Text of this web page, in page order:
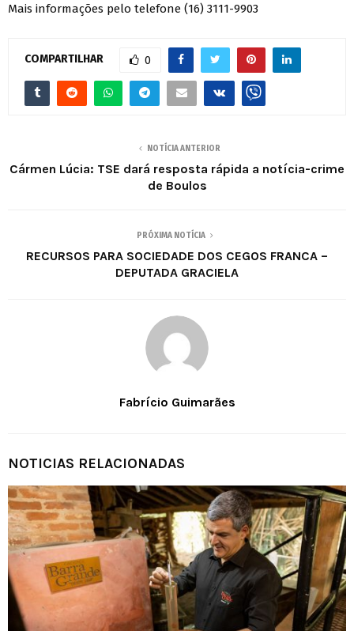
Mais informações pelo telefone (16) 3111-9903
COMPARTILHAR 0
NOTÍCIA ANTERIOR
Cármen Lúcia: TSE dará resposta rápida a notícia-crime
de Boulos
PRÓXIMA NOTÍCIA
RECURSOS PARA SOCIEDADE DOS CEGOS FRANCA –
DEPUTADA GRACIELA
Fabrício Guimarães
NOTICIAS RELACIONADAS